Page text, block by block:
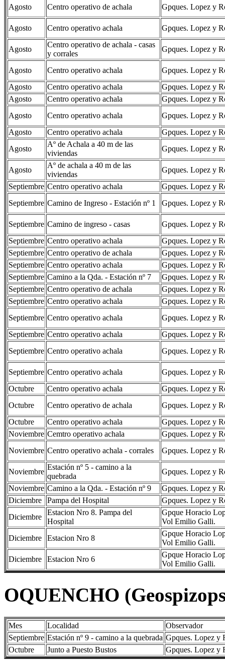
Agosto
Centro operativo de achala Gpques. Lopez y
Agosto Centro operativo achala Gpques. Lopez y
Agosto
Centro operativo de achala - casas
y corrales
Gpques. Lopez y
Agosto Centro operativo achala
Gpques. Lopez y
Agosto
Centro operativo achala
Gpques. Lopez y
Agosto
Centro operativo achala
Gpques. Lopez y
Agosto
Centro operativo achala
Gpques. Lopez y
Agosto
Centro operativo achala
Gpques. Lopez y
Agosto
Aº de Achala a 40 m de las
viviendas
Gpques. Lopez y
Agosto
Aº de achala a 40 m de las
viviendas
Gpques. Lopez y
Septiembre Centro operativo achala
Gpques. Lopez y
Septiembre Camino de Ingreso - Estación nº 1 Gpques. Lopez y
Septiembre Camino de ingreso - casas
Gpques. Lopez y
Septiembre Centro operativo achala
Gpques. Lopez y
Septiembre Centro operativo de achala
Gpques. Lopez y
Septiembre Centro operativo achala
Gpques. Lopez y
Septiembre Camino a la Qda. - Estación nº 7
Gpques. Lopez y
Septiembre Centro operativo de achala
Gpques. Lopez y
Septiembre Centro operativo achala
Gpques. Lopez y
Septiembre Centro operativo achala
Gpques. Lopez y
Septiembre Centro operativo achala
Gpques. Lopez y
Septiembre Centro operativo achala Gpques. Lopez y
Septiembre Centro operativo achala
Gpques. Lopez y
Octubre
Centro operativo achala
Gpques. Lopez y
Octubre
Centro operativo de achala
Gpques. Lopez y
Octubre
Centro operativo achala
Gpques. Lopez y
Noviembre Cemtro operativo achala
Gpques. Lopez y
Noviembre Centro operativo achala - corrales Gpques. Lopez y
Noviembre
Estación nº 5 - camino a la
quebrada
Gpques. Lopez y
Noviembre Camino a la Qda. - Estación nº 9
Gpques. Lopez y
Diciembre
Pampa del Hospital
Gpques. Lopez y
Diciembre
Estacion Nro 8. Pampa del
Hospital
Gpque Horacio
Vol Emilio Galli.
Diciembre
Estacion Nro 8
Gpque Horacio
Vol Emilio Galli.
Diciembre
Estacion Nro 6
Gpque Horacio
Vol Emilio Galli.
OQUENCHO
Mes Localidad
Observador
Septiembre Estación nº 9 - camino a la quebrada Gpques. Lopez y
Octubre
Junto a Puesto Bustos Gpques. Lopez y